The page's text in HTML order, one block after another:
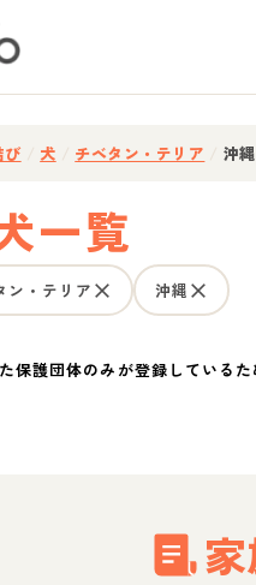
び 犬 チベタン・テリア 沖縄
一覧
ン・テリア 沖縄
保護団体のみが登録している